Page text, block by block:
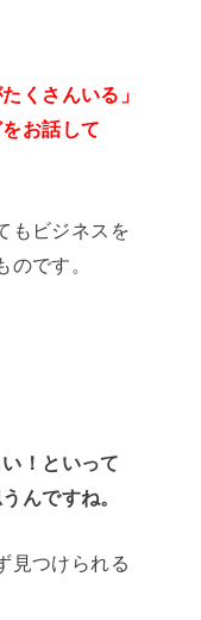
くさんいる」
お話して
もビジネスを
です。
！といって
んですね。
見つけられる